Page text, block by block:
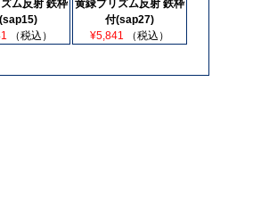
ム反射 鉄枠
（税込）
黄緑プリズム反射 鉄枠
付(sap27)
¥5,841
（税込）